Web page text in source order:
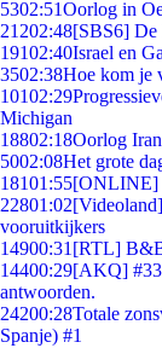
5302:51Oorlog in
21202:48[SBS6] De
19102:40Israel en
3502:38Hoe kom je
10102:29
Michigan
18802:18Oorlog
5002:08Het grote
18101:55[ONLINE]
22801:02
vooruitkijkers
14900:31 [RTL]
14400:29[AKQ]
antwoorden.
24200:28Totale
Spanje) #1